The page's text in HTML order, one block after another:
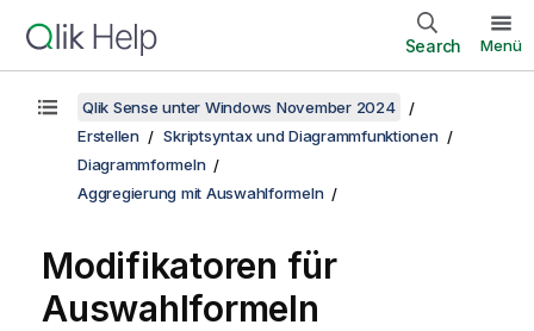
Search Menü
Qlik Sense unter Windows November 2024
Erstellen
Skriptsyntax und Diagrammfunktionen
Diagrammformeln
Aggregierung mit Auswahlformeln
Modifikatoren für
Auswahlformeln